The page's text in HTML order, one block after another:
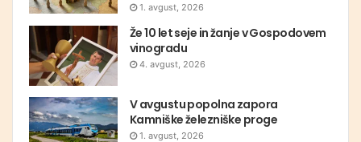
1. avgust, 2026
Že 10 let seje in žanje v Gospodovem
vinogradu
4. avgust, 2026
V avgustu popolna zapora
Kamniške železniške proge
1. avgust, 2026